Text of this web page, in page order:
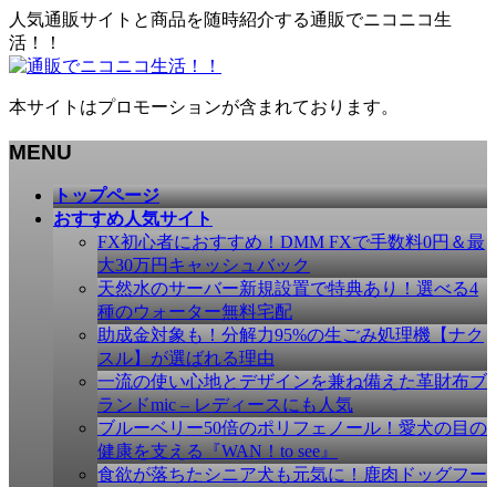
人気通販サイトと商品を随時紹介する通販でニコニコ生
活！！
本サイトはプロモーションが含まれております。
MENU
トップページ
おすすめ人気サイト
FX初心者におすすめ！DMM FXで手数料0円＆最
大30万円キャッシュバック
天然水のサーバー新規設置で特典あり！選べる4
種のウォーター無料宅配
助成金対象も！分解力95%の生ごみ処理機【ナク
スル】が選ばれる理由
一流の使い心地とデザインを兼ね備えた革財布ブ
ランドmic – レディースにも人気
ブルーベリー50倍のポリフェノール！愛犬の目の
健康を支える『WAN！to see』
食欲が落ちたシニア犬も元気に！鹿肉ドッグフー